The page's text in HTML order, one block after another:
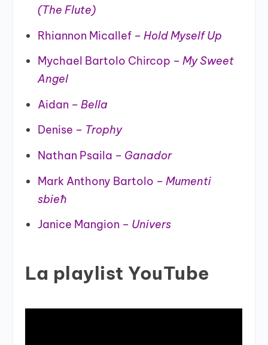
(The Flute)
Rhiannon Micallef – Hold Myself Up
Mychael Bartolo Chircop – My Sweet
Angel
Aidan – Bella
Denise – Trophy
Nathan Psaila – Ganador
Mark Anthony Bartolo – Mumenti
sbieħ
Janice Mangion – Univers
La playlist YouTube